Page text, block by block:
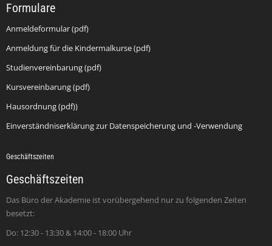
Formulare
Anmeldeformular (pdf)
Anmeldung für die Kindermalkurse (pdf)
Studienvereinbarung (pdf)
Kursvereinbarung (pdf)
Hausordnung (pdf))
Einverständniserklärung zur Datenspeicherung und -Verwendung
Geschäftszeiten
Geschäftszeiten
Das Büro der Akademie ist vorübergehend nur zu folgenden Zeiten
besetzt:
Do: 12:30 - 13:30 & 14:00 - 18:00 Uhr